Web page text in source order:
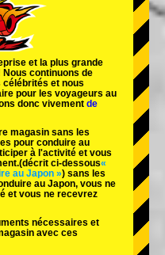
Tokyo Akihabara#1
Baie de Tokyo
Osaka
et la plus grande
Nous continuons de
célébrités et nous
pour les voyageurs au
donc vivement de
magasin sans les
pour conduire au
à l'activité et vous
(décrit ci-dessous«
au Japon ») sans les
au Japon, vous ne
et vous ne recevrez
nécessaires et
avec ces